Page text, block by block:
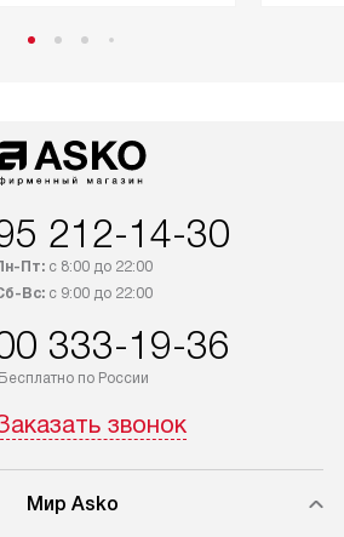
212-14-30
Пт:с 8:00 до 22:00
Вс:с 9:00 до 22:00
333-19-36
Бесплатно по России
звонок
Мир Asko